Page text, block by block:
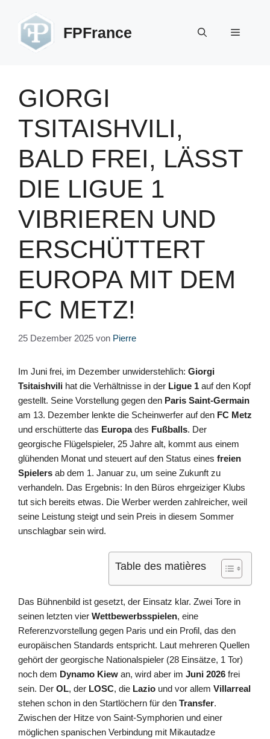
springen
FPFrance Menü
GIORGI
TSITAISHVILI,
BALD FREI, LÄSST
DIE LIGUE 1
VIBRIEREN UND
ERSCHÜTTERT
EUROPA MIT DEM
FC METZ!
25 Dezember 2025 von Pierre
Im Juni frei, im Dezember unwiderstehlich: Giorgi
Tsitaishvili hat die Verhältnisse in der Ligue 1 auf den Kopf
gestellt. Seine Vorstellung gegen den Paris Saint‑Germain
am 13. Dezember lenkte die Scheinwerfer auf den FC Metz
und erschütterte das Europades Fußballs. Der
georgische Flügelspieler, 25 Jahre alt, kommt aus einem
glühenden Monat und steuert auf den Status eines freien
Spielers ab dem 1. Januar zu, um seine Zukunft zu
verhandeln. Das Ergebnis: In den Büros ehrgeiziger Klubs
tut sich bereits etwas. Die Werber werden zahlreicher, weil
seine Leistung steigt und sein Preis in diesem Sommer
unschlagbar sein wird.
Table des matières
Das Bühnenbild ist gesetzt, der Einsatz klar. Zwei Tore in
seinen letzten vier Wettbewerbsspielen, eine
Referenzvorstellung gegen Paris und ein Profil, das den
europäischen Standards entspricht. Laut mehreren Quellen
gehört der georgische Nationalspieler (28 Einsätze, 1 Tor)
noch dem Dynamo Kiew an, wird aber im Juni 2026 frei
sein. Der OL, der LOSC, die Lazio und vor allem Villarreal
stehen schon in den Startlöchern für den Transfer.
Zwischen der Hitze von Saint‑Symphorien und einer
möglichen spanischen Verbindung mit Mikautadze